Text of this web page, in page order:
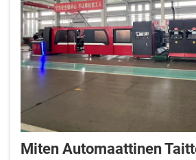
Miten Automaattinen